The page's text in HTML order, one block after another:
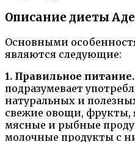
Описание диеты
Основными
являются следующие:
1. Правильное питание.
подразумевает
натуральных и
свежие овощи,
мясные и рыбные
молочные продукты с